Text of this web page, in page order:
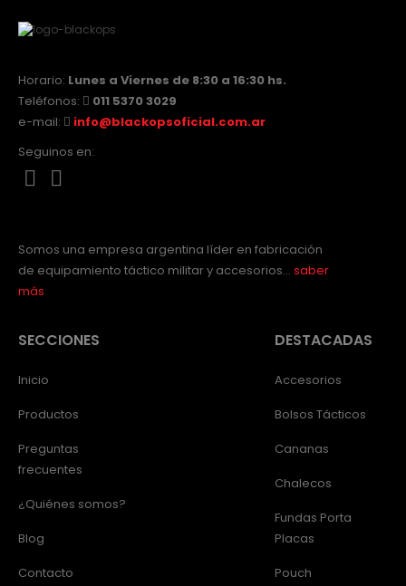
Horario: Lunes a Viernes de 8:30 a 16:30 hs.
Teléfonos:
011 5370 3029
e-mail:
info@blackopsoficial.com.ar
Seguinos en:
Somos una empresa argentina líder en fabricación
de equipamiento táctico militar y accesorios… saber
más
SECCIONES
Inicio
Productos
Preguntas
frecuentes
¿Quiénes somos?
Blog
Contacto
DESTACADAS
Accesorios
Bolsos Tácticos
Cananas
Chalecos
Fundas Porta
Placas
Pouch